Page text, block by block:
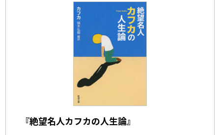
『絶望名人カフカの人生論』